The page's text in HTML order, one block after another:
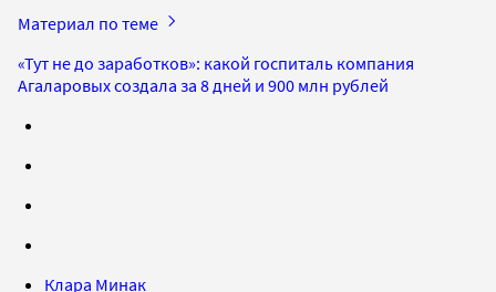
Материал по теме
«Тут не до заработков»: какой госпиталь компания
Агаларовых создала за 8 дней и 900 млн рублей
Клара Минак